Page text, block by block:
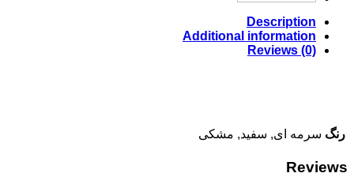
Additional
ای, سفید, مشکی